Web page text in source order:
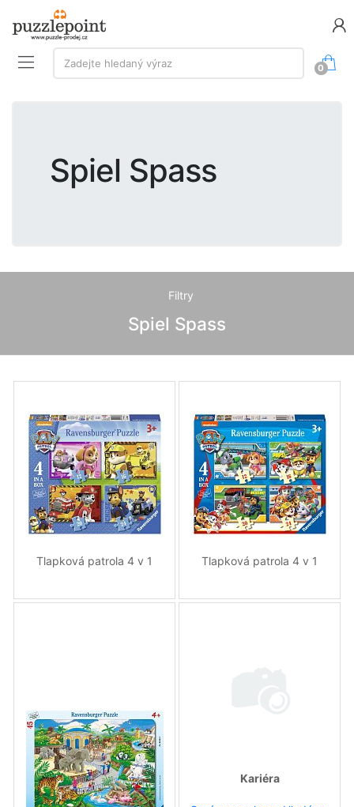
Vyhledávání:
Zadejte hledaný výraz
0
Spiel Spass
Filtry
Spiel Spass
Tlapková patrola 4 v 1 Tlapková patrola 4 v 1
Kariéra